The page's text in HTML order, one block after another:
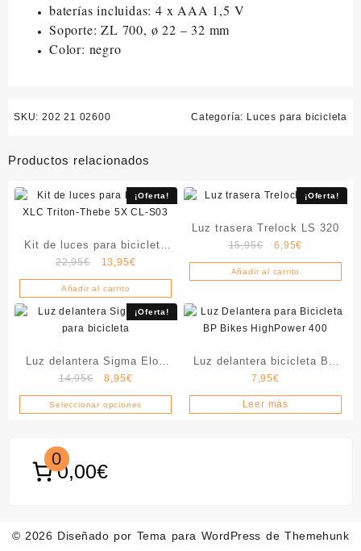
baterías incluidas:4 x AAA 1,5 V
Soporte: ZL 700, ø 22 – 32 mm
Color: negro
SKU: 202 21 02600 Categoría: Luces para bicicleta
Productos relacionados
¡Oferta!
Kit de luces para bicicleta
XLC Triton-Thebe 5X CL-
S03
22,95€
El
precio
original
era:
22,95€.
13,95€El
precio
actual
es:
Añadir al carrito
¡Oferta!
Luz trasera Trelock LS 320
15,95€
El
precio
original
15,95€.
6,95€
precio
actual
6,95€.
Añadir al carrito
¡Oferta!
Luz delantera Sigma Eloy
para bicicleta
14,95€
El
precio
original
8,95€El
precio
actual
Seleccionar opciones
Este
variantes.
pueden
Luz delantera bicicleta BP
Bikes HighPower 400
7,95€
Leer más
0
0,00€
© 2026 Diseñado por Tema para WordPress de Themehunk